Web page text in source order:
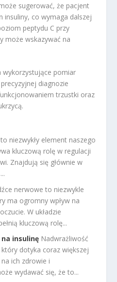
sugerować, że pacjent
insuliny, co wymaga dalszej
peptydu C przy
może wskazywać na
wykorzystujące pomiar
diagnozie
trzustki oraz
niezwykły element naszego
kluczową rolę w regulacji
Znajdują się głównie w
nerwowe to niezwykle
ma ogromny wpływ na
W układzie
kluczową rolę...
insulinę Nadwrażliwość
dotyka coraz większej
ich zdrowie i
wydawać się, że to...